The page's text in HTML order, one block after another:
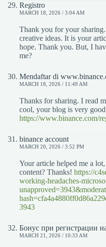
Registro
MARCH 18, 2026 / 3:04 AM
Thank you for your
creative ideas. It is your
hope. Thank you. But, I
me?
Mendaftar di
MARCH 18, 2026 / 11:49 AM
Thanks for sharing. I read
cool, your blog is very
https://www.binance.com/
binance account
MARCH 20, 2026 / 3:52 PM
Your article helped me a
content? Thanks! https://
working-headaches-
3943
Бонус при регистрации
MARCH 21, 2026 / 10:33 AM